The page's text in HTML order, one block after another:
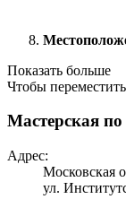
Показать больше
Чтобы
Мастерская
Адрес:
Московская
ул.